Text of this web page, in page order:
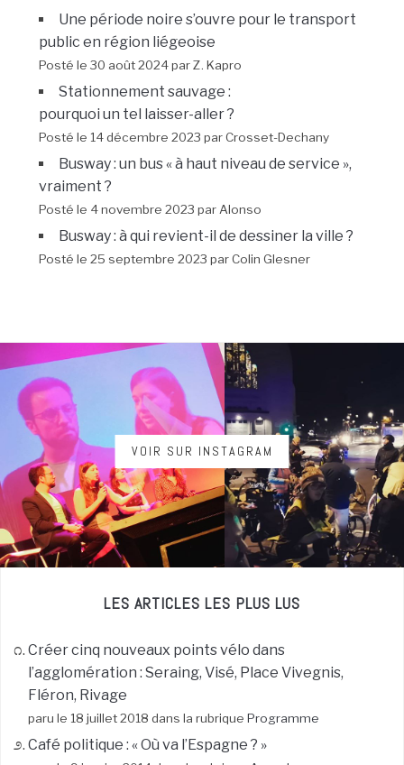
Une période noire s’ouvre pour le transport
public en région liégeoise
Posté le 30 août 2024 par Z. Kapro
Stationnement sauvage :
pourquoi un tel laisser-aller ?
Posté le 14 décembre 2023 par Crosset-Dechany
Busway : un bus « à haut niveau de service »,
vraiment ?
Posté le 4 novembre 2023 par Alonso
Busway : à qui revient-il de dessiner la ville ?
Posté le 25 septembre 2023 par Colin Glesner
VOIR SUR INSTAGRAM
LES ARTICLES LES PLUS LUS
Créer cinq nouveaux points vélo dans
l’agglomération : Seraing, Visé, Place Vivegnis,
Fléron, Rivage
paru le 18 juillet 2018 dans la rubrique Programme
Café politique : « Où va l’Espagne ? »